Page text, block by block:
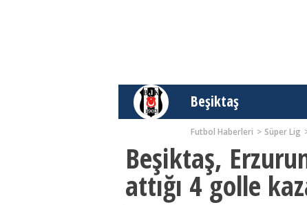
Beşiktaş
Futbol Haberleri Süper Lig
Beşiktaş,
attığı 4 golle